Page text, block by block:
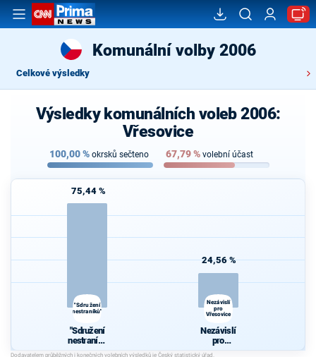
Komunální volby 2006
Celkové výsledky
Výsledky komunálních voleb 2006:
Vřesovice
100,00% okrsků sečteno 67,79% volební účast
75,44 %
"Sdružení
nestraníků"
"Sdružení
nestraníků
24,56 %
Nezávislí
pro
Vřesovice
Nezávislí
pro
Vřesovice